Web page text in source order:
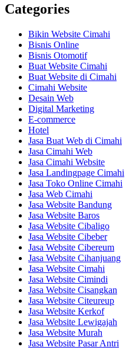
Categories
Bikin Website Cimahi
Bisnis Online
Bisnis Otomotif
Buat Website Cimahi
Buat Website di Cimahi
Cimahi Website
Desain Web
Digital Marketing
E-commerce
Hotel
Jasa Buat Web di Cimahi
Jasa Cimahi Web
Jasa Cimahi Website
Jasa Landingpage Cimahi
Jasa Toko Online Cimahi
Jasa Web Cimahi
Jasa Website Bandung
Jasa Website Baros
Jasa Website Cibaligo
Jasa Website Cibeber
Jasa Website Cibereum
Jasa Website Cihanjuang
Jasa Website Cimahi
Jasa Website Cimindi
Jasa Website Cisangkan
Jasa Website Citeureup
Jasa Website Kerkof
Jasa Website Lewigajah
Jasa Website Murah
Jasa Website Pasar Antri